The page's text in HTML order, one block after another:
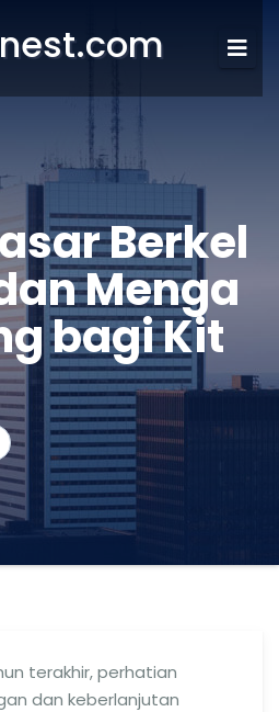
Berkel
Menga
bagi Kit
terakhir, perhatian
dan keberlanjutan